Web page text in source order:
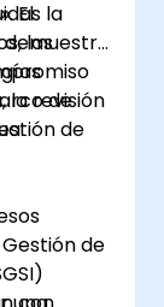
la
las
la revisión
El
demuestra
de
de
de